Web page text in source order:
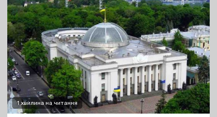
1 хвилина на читання